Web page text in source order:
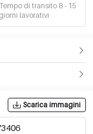
Tempo di transito 8 - 15
giorni lavorativi
Scarica immagini